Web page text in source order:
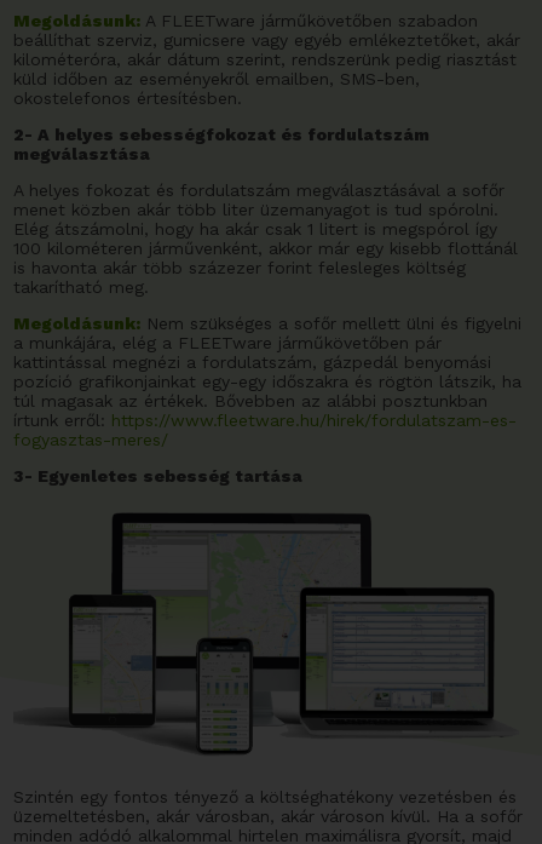
Megoldásunk: A FLEETware járműkövetőben szabadon
beállíthat szerviz, gumicsere vagy egyéb emlékeztetőket, akár
kilométeróra, akár dátum szerint, rendszerünk pedig riasztást
küld időben az eseményekről emailben, SMS-ben,
okostelefonos értesítésben.
2- A helyes sebességfokozat és fordulatszám
megválasztása
A helyes fokozat és fordulatszám megválasztásával a sofőr
menet közben akár több liter üzemanyagot is tud spórolni.
Elég átszámolni, hogy ha akár csak 1 litert is megspórol így
100 kilométeren járművenként, akkor már egy kisebb flottánál
is havonta akár több százezer forint felesleges költség
takarítható meg.
Megoldásunk: Nem szükséges a sofőr mellett ülni és figyelni
a munkájára, elég a FLEETware járműkövetőben pár
kattintással megnézi a fordulatszám, gázpedál benyomási
pozíció grafikonjainkat egy-egy időszakra és rögtön látszik, ha
túl magasak az értékek. Bővebben az alábbi posztunkban
írtunk erről: https://www.fleetware.hu/hirek/fordulatszam-es-
fogyasztas-meres/
3- Egyenletes sebesség tartása
Szintén egy fontos tényező a költséghatékony vezetésben és
üzemeltetésben, akár városban, akár városon kívül. Ha a sofőr
minden adódó alkalommal hirtelen maximálisra gyorsít, majd